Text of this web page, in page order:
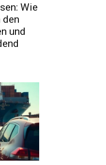
Wie
den
und